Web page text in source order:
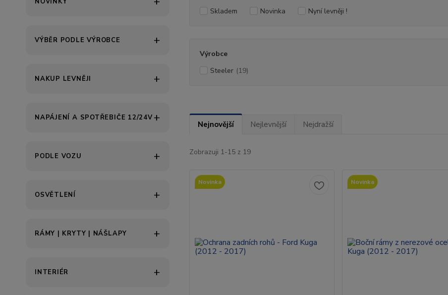
VÝBĚR PODLE VÝROBCE
NAKUP LEVNĚJI
NAPÁJENÍ A SPOTŘEBIČE 12/24V
PODLE VOZU
OSVĚTLENÍ
RÁMY | KRYTY | NÁŠLAPY
INTERIÉR
Skladem Novinka Nyní levněji !
Výrobce
Steeler (19)
Nejnovější Nejlevnější Nejdražší
Zobrazuji 1-15 z 19
Novinka Novinka